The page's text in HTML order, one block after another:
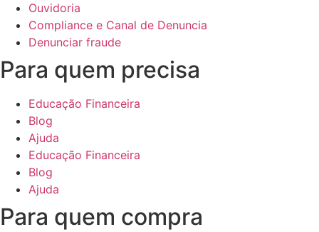
Ouvidoria
Compliance e Canal de Denuncia
Denunciar fraude
Para quem precisa
Educação Financeira
Blog
Ajuda
Educação Financeira
Blog
Ajuda
Para quem compra